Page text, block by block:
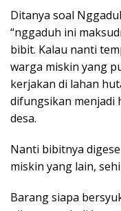
Ditanya soal
“nggaduh ini
bibit. Kalau nanti
warga miskin yang
kerjakan di lahan
difungsikan menjadi
desa.
Nanti bibitnya
miskin yang lain,
Barang siapa